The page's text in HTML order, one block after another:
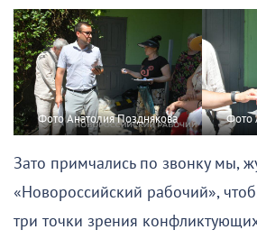
Фото Анатолия Позднякова Фото
Зато примчались по звонку мы,
«Новороссийский рабочий»,
три точки зрения